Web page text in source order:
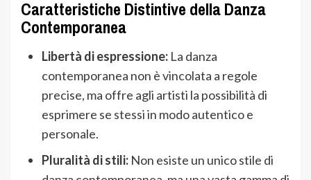
Caratteristiche Distintive della Danza
Contemporanea
Libertà di espressione: La danza
contemporanea non è vincolata a regole
precise, ma offre agli artisti la possibilità di
esprimere se stessi in modo autentico e
personale.
Pluralità di stili: Non esiste un unico stile di